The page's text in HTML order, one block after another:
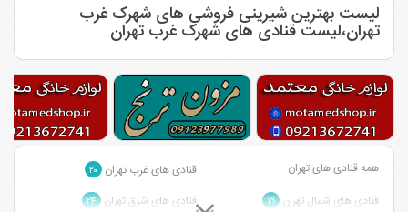
لیست بهترین شیرینی فروشی های شهرک غرب
تهران،لیست قنادی های شهرک غرب تهران
همه قنادی های تهران قنادی های غرب تهران ۲۰
قنادی های شمال تهران ۱۹ قنادی های شرق تهران ۲۴